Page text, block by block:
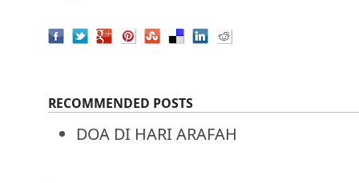
RECOMMENDED POSTS
DOA DI HARI ARAFAH